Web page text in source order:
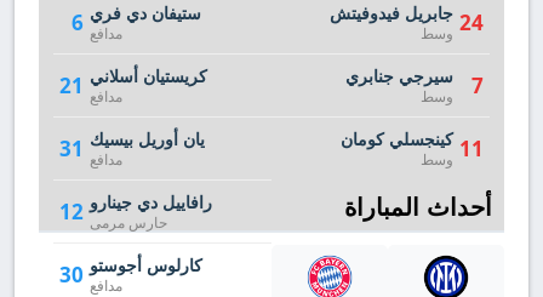
6 ستيفان دي فري
مدافع
21 كريستيان أسلاني
مدافع
31 يان أوريل بيسيك
مدافع
12 رافاييل دي جينارو
حارس مرمى
30 كارلوس أجوستو
مدافع
24 جابريل فيدوفيتش
وسط
7 سيرجي جنابري
وسط
11 كينجسلي كومان
وسط
أحداث المباراة